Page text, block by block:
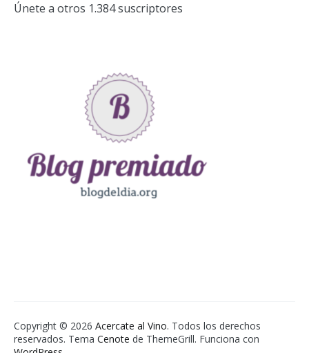
Únete a otros 1.384 suscriptores
Copyright © 2026 Acercate al Vino. Todos los derechos
reservados. Tema Cenote de ThemeGrill. Funciona con